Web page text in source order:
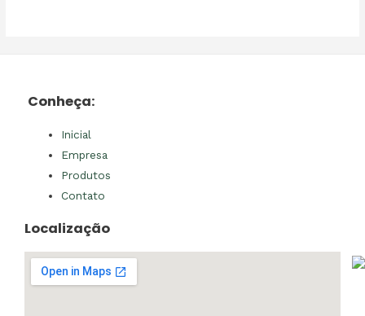
Conheça:
Inicial
Empresa
Produtos
Contato
Localização